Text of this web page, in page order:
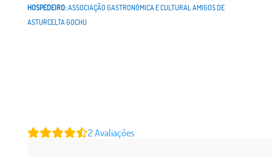
HOSPEDEIRO:ASSOCIAÇÃO GASTRONÓMICA E CULTURAL AMIGOS DE
ASTURCELTA GOCHU
2Avaliações